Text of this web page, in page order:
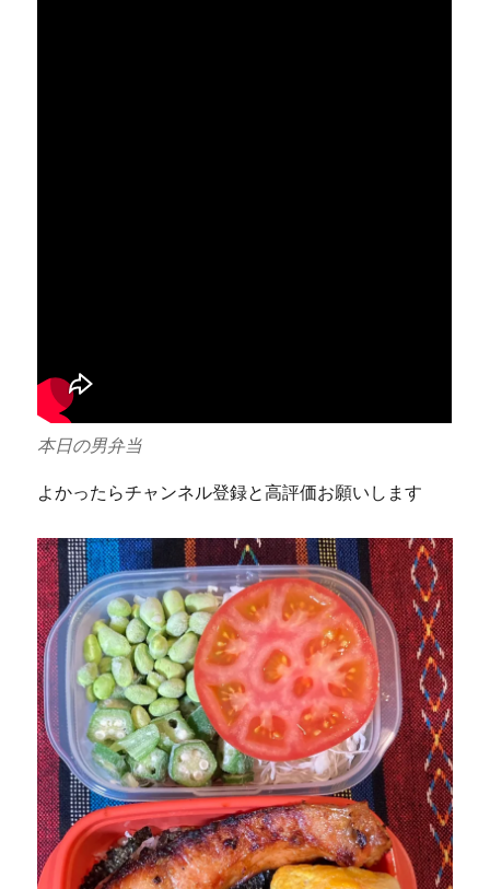
本日の男弁当
よかったらチャンネル登録と高評価お願いします